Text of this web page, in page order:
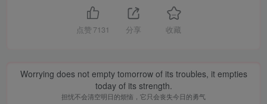
点赞 7131 分享 收藏
Worrying does not empty tomorrow of its troubles, it empties
today of its strength.
担忧不会清空明日的烦恼，它只会丧失今日的勇气